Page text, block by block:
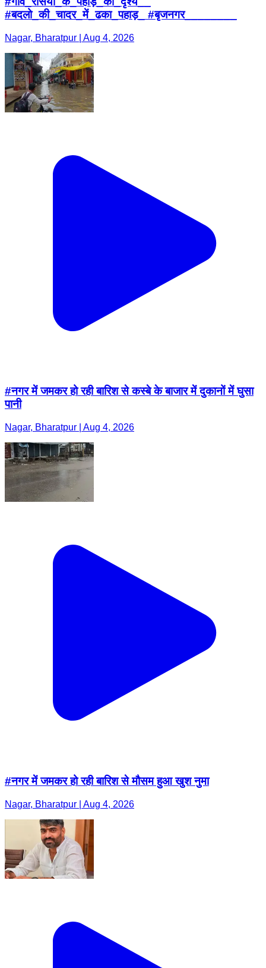
#बदलो_की_चादर_में_ढका_पहाड़_ #बृजनगर________
Nagar, Bharatpur | Aug 4, 2026
#नगर में जमकर हो रही बारिश से कस्बे के बाजार में दुकानों में घुसा
पानी
Nagar, Bharatpur | Aug 4, 2026
#नगर में जमकर हो रही बारिश से मौसम हुआ खुश नुमा
Nagar, Bharatpur | Aug 4, 2026